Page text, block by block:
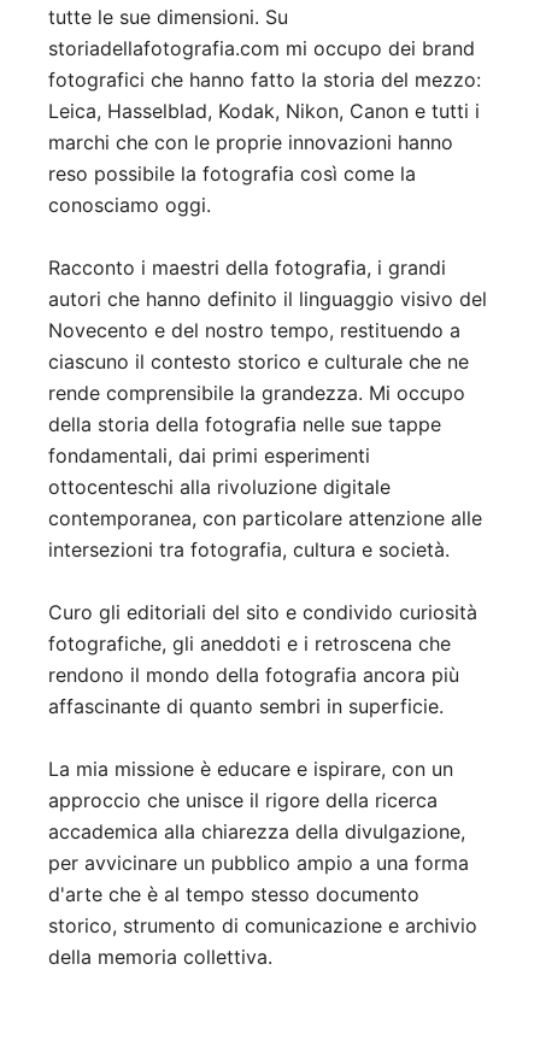
tutte le sue dimensioni. Su
storiadellafotografia.com mi occupo dei brand
fotografici che hanno fatto la storia del mezzo:
Leica, Hasselblad, Kodak, Nikon, Canon e tutti i
marchi che con le proprie innovazioni hanno
reso possibile la fotografia così come la
conosciamo oggi.
Racconto i maestri della fotografia, i grandi
autori che hanno definito il linguaggio visivo del
Novecento e del nostro tempo, restituendo a
ciascuno il contesto storico e culturale che ne
rende comprensibile la grandezza. Mi occupo
della storia della fotografia nelle sue tappe
fondamentali, dai primi esperimenti
ottocenteschi alla rivoluzione digitale
contemporanea, con particolare attenzione alle
intersezioni tra fotografia, cultura e società.
Curo gli editoriali del sito e condivido curiosità
fotografiche, gli aneddoti e i retroscena che
rendono il mondo della fotografia ancora più
affascinante di quanto sembri in superficie.
La mia missione è educare e ispirare, con un
approccio che unisce il rigore della ricerca
accademica alla chiarezza della divulgazione,
per avvicinare un pubblico ampio a una forma
d'arte che è al tempo stesso documento
storico, strumento di comunicazione e archivio
della memoria collettiva.